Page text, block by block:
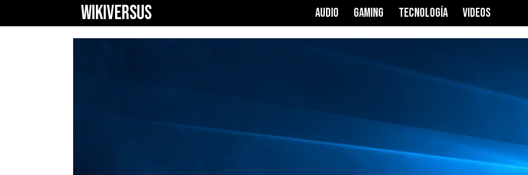
WIKIVERSUS AUDIO GAMING TECNOLOGÍA VIDEOS